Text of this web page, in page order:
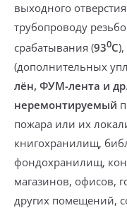
выходного отверстия
трубопроводу
срабатывания (930С),
(дополнительных
лён, ФУМ-лента и др
неремонтируемый
пожара или их
книгохранилищ,
фондохранилищ,
магазинов, офисов,
других помещений,